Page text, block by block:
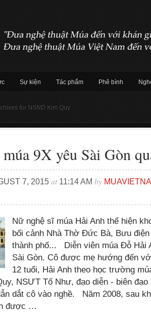
Sự kiện Tác phẩm Phê bình
for NSND Kim Quy
9X yêu Sài Gòn
7, 2015 at 11:14 AM by
Nữ nghệ sĩ múa Hải Anh thể hiện
bối cảnh Nhà Thờ Đức Bà, Bưu
thành phố... Diễn viên múa Đỗ Hải
Sài Gòn. Cô được mẹ hướng đến
12 tuổi, Hải Anh theo học trường
NSƯT Tố Như, đạo diễn - biên
dắt cô vào nghề. Năm 2008, sau
được …